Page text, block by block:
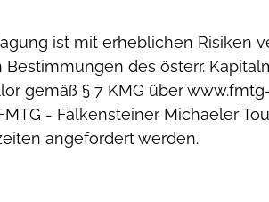
ist mit erheblichen Risiken
des österr.
gemäß § 7 KMG über
- Falkensteiner Michaeler
angefordert werden.